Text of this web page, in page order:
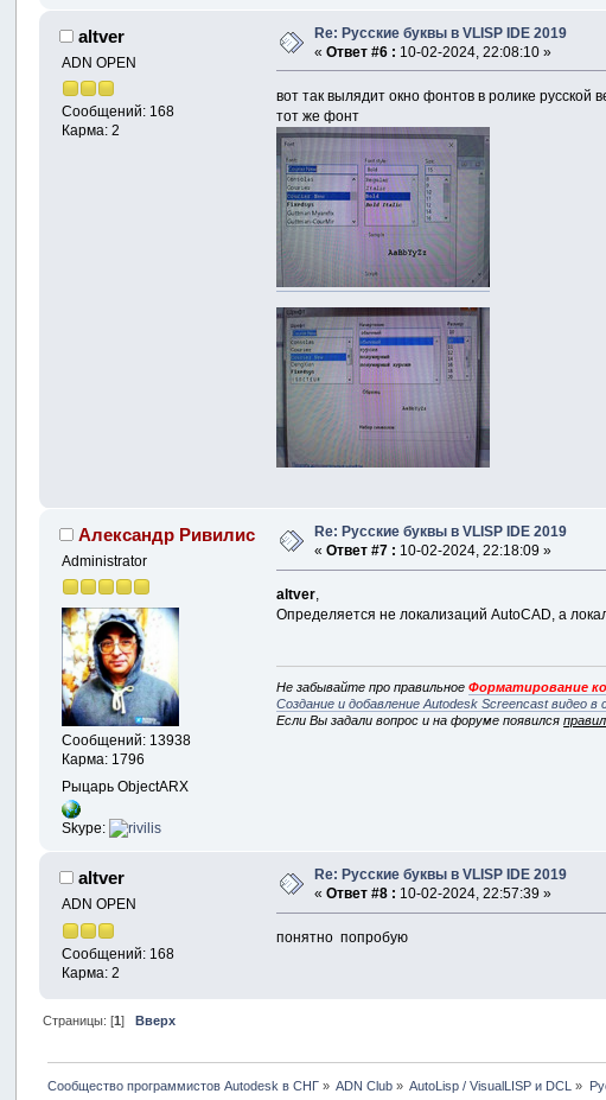
altver
ADN OPEN
Сообщений: 168
Карма: 2
Re: Русские буквы в VLISP IDE 2019
«Ответ #6 : 10-02-2024, 22:08:10 »
вот так вылядит окно фонтов в ролике русской
тот же фонт
Александр Ривилис
Administrator
Сообщений: 13938
Карма: 1796
Рыцарь ObjectARX
Skype:
Re: Русские буквы в VLISP IDE 2019
«Ответ #7 : 10-02-2024, 22:18:09 »
altver,
Определяется не локализаций AutoCAD, а
Не забывайте про правильноеФорматирование
Создание и добавление Autodesk Screencast видео
Если Вы задали вопрос и на форуме появился
altver
ADN OPEN
Сообщений: 168
Карма: 2
Re: Русские буквы в VLISP IDE 2019
«Ответ #8 : 10-02-2024, 22:57:39 »
понятно попробую
Страницы: [1 ]
Вверх
Сообщество программистов Autodesk в СНГ» ADN Club » AutoLisp / VisualLISP и DCL »